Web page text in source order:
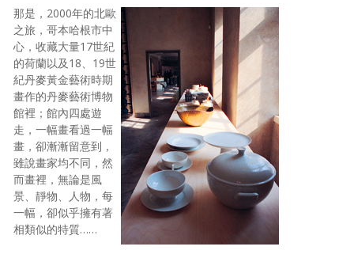
合作與代言
訂閱電子報
那是，2000年的北歐
之旅，哥本哈根市中
心，收藏大量17世紀
的荷蘭以及18、19世
紀丹麥黃金藝術時期
畫作的丹麥藝術博物
館裡；館內四處遊
走，一幅畫看過一幅
畫，卻漸漸留意到，
雖說畫家均不同，然
而畫裡，無論是風
景、靜物、人物，每
一幅，卻似乎擁有著
相類似的特質……